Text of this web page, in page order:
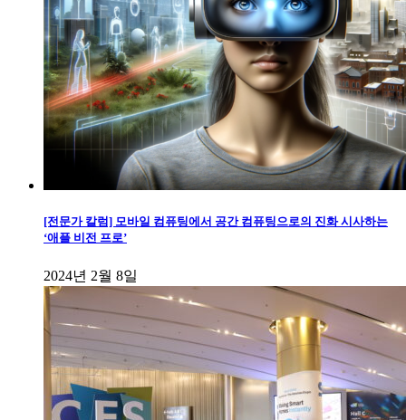
[전문가 칼럼] 모바일 컴퓨팅에서 공간 컴퓨팅으로의 진화 시사하는
‘애플 비전 프로’
2024년 2월 8일